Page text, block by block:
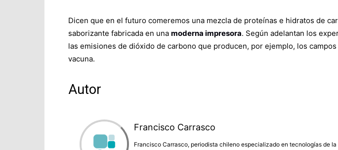
Dicen que en el futuro comeremos una mezcla de proteínas e hidratos de
saborizante fabricada en una moderna impresora. Según adelantan los
las emisiones de dióxido de carbono que producen, por ejemplo, los
vacuna.
Autor
Francisco Carrasco
Francisco Carrasco, periodista chileno especializado en tecnologías de